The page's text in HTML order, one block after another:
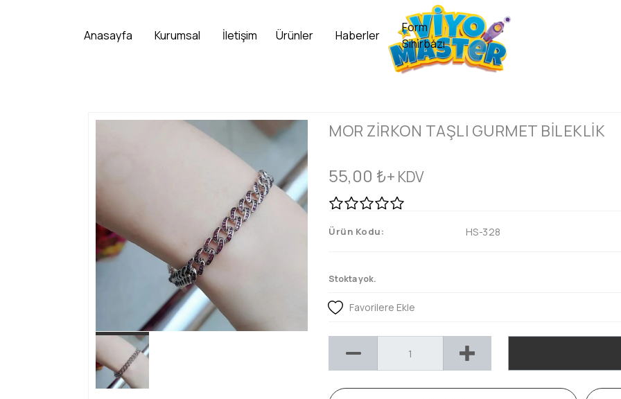
MOR ZİRKON TAŞLI GURMET BİLEKLİK
55,00 ₺+ KDV
Ürün Kodu: HS-328
Stokta yok.
Favorilere Ekle
Anasayfa Kurumsal İletişim Ürünler Haberler
Form
Sihirbazı